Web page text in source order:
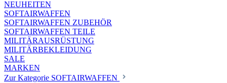
NEUHEITEN
SOFTAIRWAFFEN
SOFTAIRWAFFEN ZUBEHÖR
SOFTAIRWAFFEN TEILE
MILITÄRAUSRÜSTUNG
MILITÄRBEKLEIDUNG
SALE
MARKEN
Zur Kategorie SOFTAIRWAFFEN